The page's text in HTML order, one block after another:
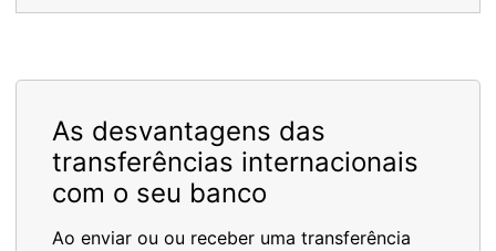
As desvantagens das
transferências internacionais
com o seu banco
Ao enviar ou ou receber uma transferência